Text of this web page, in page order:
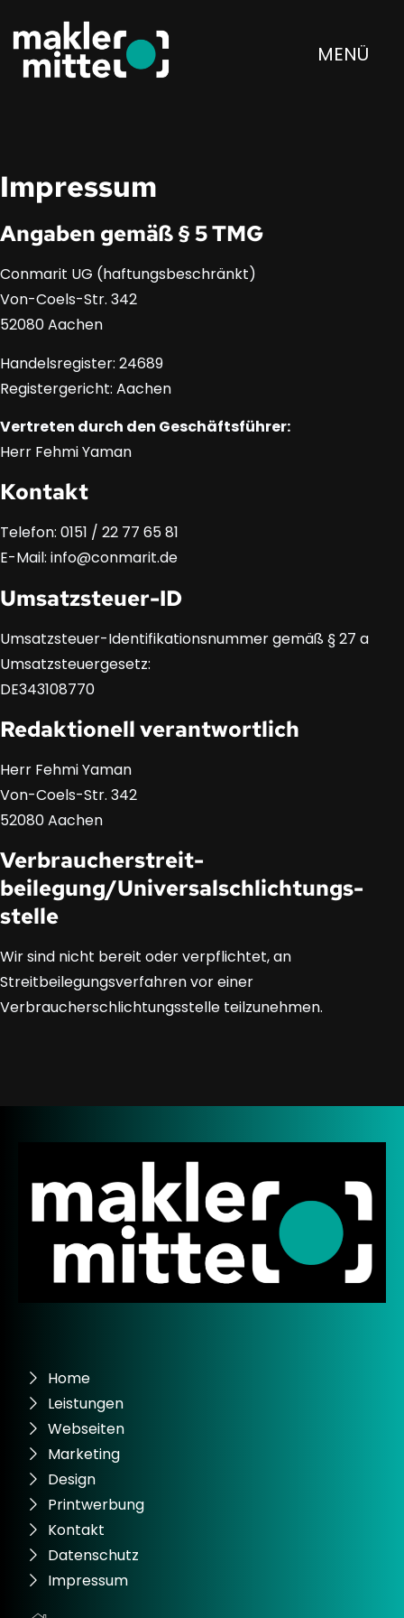
MENÜ
Impressum
Angaben gemäß § 5 TMG
Conmarit UG (haftungsbeschränkt)
Von-Coels-Str. 342
52080 Aachen
Handelsregister: 24689
Registergericht: Aachen
Vertreten durch den Geschäftsführer:
Herr Fehmi Yaman
Kontakt
Telefon: 0151 / 22 77 65 81
E-Mail: info@conmarit.de
Umsatzsteuer-ID
Umsatzsteuer-Identifikationsnummer gemäß § 27 a
Umsatzsteuergesetz:
DE343108770
Redaktionell verantwortlich
Herr Fehmi Yaman
Von-Coels-Str. 342
52080 Aachen
Verbraucher­streit­
beilegung/Universal­schlichtungs­
stelle
Wir sind nicht bereit oder verpflichtet, an
Streitbeilegungsverfahren vor einer
Verbraucherschlichtungsstelle teilzunehmen.
Home
Leistungen
Webseiten
Marketing
Design
Printwerbung
Kontakt
Datenschutz
Impressum